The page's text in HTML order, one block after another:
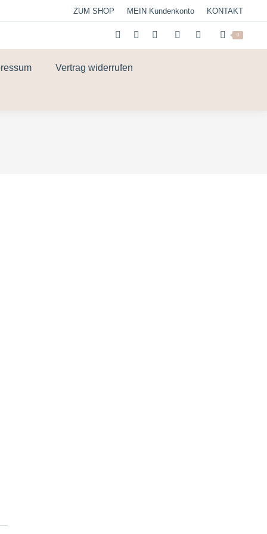
ZUM SHOP MEIN Kundenkonto KONTAKT
0
Vertrag widerrufen